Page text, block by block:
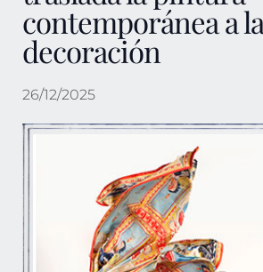
contemporánea a la
decoración
26/12/2025